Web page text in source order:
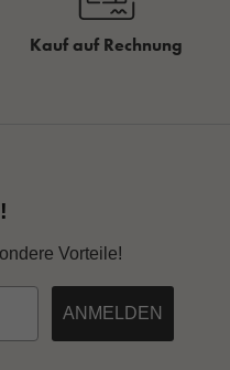
Kauf auf Rechnung
Vorteile!
ANMELDEN